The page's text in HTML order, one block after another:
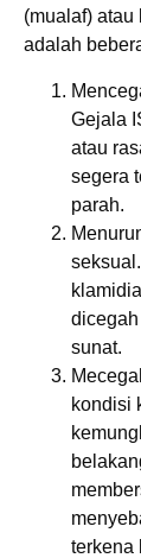
(mualaf) atau
adalah
Gejala
atau
segera
parah.
sunat.
kondisi
terkena